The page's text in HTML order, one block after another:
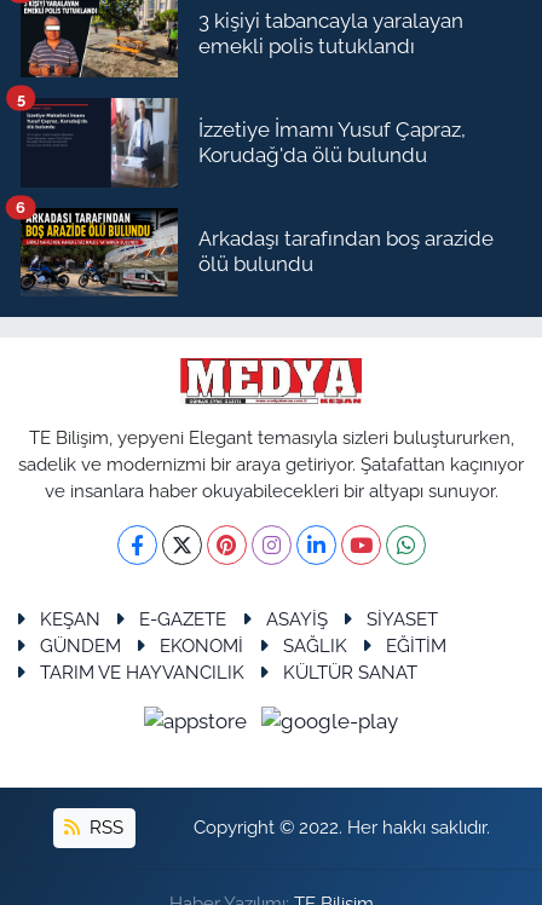
3 kişiyi tabancayla yaralayan
emekli polis tutuklandı
İzzetiye İmamı Yusuf Çapraz,
Korudağ'da ölü bulundu
5
Arkadaşı tarafından boş arazide
ölü bulundu
6
TE Bilişim, yepyeni Elegant temasıyla sizleri buluştururken,
sadelik ve modernizmi bir araya getiriyor. Şatafattan kaçınıyor
ve insanlara haber okuyabilecekleri bir altyapı sunuyor.
KEŞAN E-GAZETE ASAYİŞ
SİYASET
GÜNDEM
EKONOMİ SAĞLIK
EĞİTİM
TARIM VE HAYVANCILIK
KÜLTÜR SANAT
RSS Copyright © 2022. Her hakkı saklıdır.